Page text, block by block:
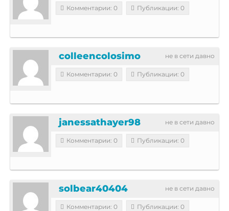
Комментарии: 0 Публикации: 0
не в сети давно
colleencolosimo
Комментарии: 0 Публикации: 0
не в сети давно
janessathayer98
Комментарии: 0 Публикации: 0
не в сети давно
solbear40404
Комментарии: 0 Публикации: 0